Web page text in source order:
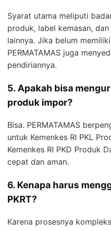
Syarat utama meliputi
produk, label kemasan,
lainnya. Jika belum
PERMATAMAS juga
pendiriannya.
5. Apakah bisa
produk impor?
Bisa. PERMATAMAS
untuk Kemenkes RI PKL
Kemenkes RI PKD Produk
cepat dan aman.
6. Kenapa harus
PKRT?
Karena prosesnya